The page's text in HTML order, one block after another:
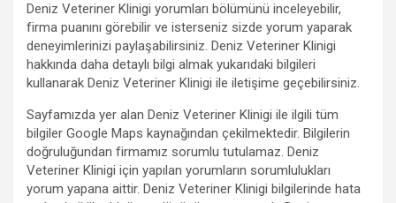
Deniz Veteriner Klinigi yorumları bölümünü inceleyebilir,
firma puanını görebilir ve isterseniz sizde yorum yaparak
deneyimlerinizi paylaşabilirsiniz. Deniz Veteriner Klinigi
hakkında daha detaylı bilgi almak yukarıdaki bilgileri
kullanarak Deniz Veteriner Klinigi ile iletişime geçebilirsiniz.
Sayfamızda yer alan Deniz Veteriner Klinigi ile ilgili tüm
bilgiler Google Maps kaynağından çekilmektedir. Bilgilerin
doğruluğundan firmamız sorumlu tutulamaz. Deniz
Veteriner Klinigi için yapılan yorumların sorumlulukları
yorum yapana aittir. Deniz Veteriner Klinigi bilgilerinde hata